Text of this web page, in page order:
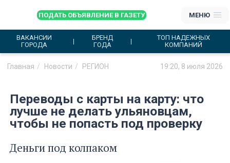
ПОДАТЬ ОБЪЯВЛЕНИЕ В ГАЗЕТУ МЕНЮ
ВАКАНСИИ
ГОРОДА
БРЕНД
ГОДА
ТОП НАДЕЖНЫХ
КОМПАНИЙ
Главная Новости РЕГИОН 19:20, 8 июля 2026
Переводы с карты на карту: что
лучше не делать ульяновцам,
чтобы не попасть под проверку
Деньги под колпаком